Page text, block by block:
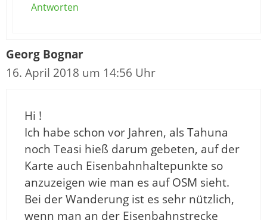
Antworten
Georg Bognar
16. April 2018 um 14:56 Uhr
Hi !
Ich habe schon vor Jahren, als Tahuna
noch Teasi hieß darum gebeten, auf der
Karte auch Eisenbahnhaltepunkte so
anzuzeigen wie man es auf OSM sieht.
Bei der Wanderung ist es sehr nützlich,
wenn man an der Eisenbahnstrecke